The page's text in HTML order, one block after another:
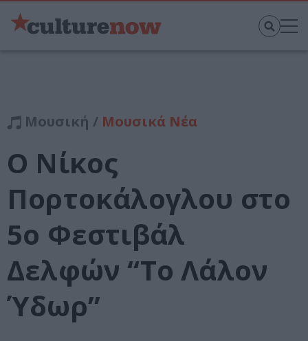
Μουσική / Μουσικά Νέα
Ο Νίκος
Πορτοκάλογλου στο
5ο Φεστιβάλ
Δελφών “Το Λάλον
Ύδωρ”